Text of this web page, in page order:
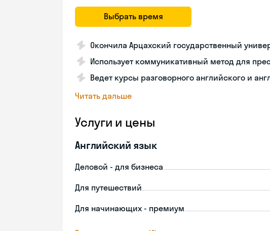
Выбрать время
Окончила Арцахский государственный
Использует коммуникативный метод для
Ведет курсы разговорного английского и
Читать дальше
Услуги и цены
Английский язык
Деловой - для бизнеса
Для путешествий
Для начинающих - премиум